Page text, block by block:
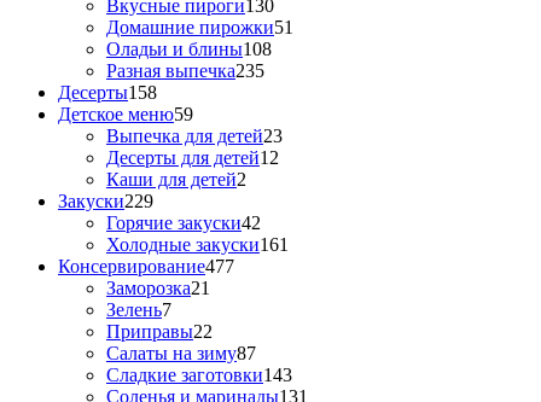
Вкусные пироги130
Домашние пирожки51
Оладьи и блины108
Разная выпечка235
Десерты158
Детское меню59
Выпечка для детей23
Десерты для детей12
Каши для детей2
Закуски229
Горячие закуски42
Холодные закуски161
Консервирование477
Заморозка21
Зелень7
Приправы22
Салаты на зиму87
Сладкие заготовки143
Соленья и маринады131